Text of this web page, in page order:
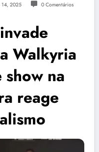
14, 2025 0 Comentários
Walkyria
show na
reage